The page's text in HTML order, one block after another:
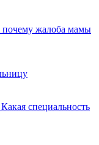
почему жалоба мамы
специальность